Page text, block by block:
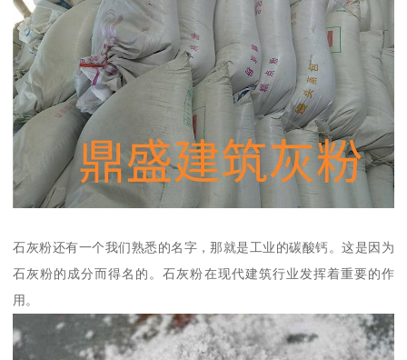
石灰粉还有一个我们熟悉的名字，那就是工业的碳酸钙。这是因为
石灰粉的成分而得名的。石灰粉在现代建筑行业发挥着重要的作
用。